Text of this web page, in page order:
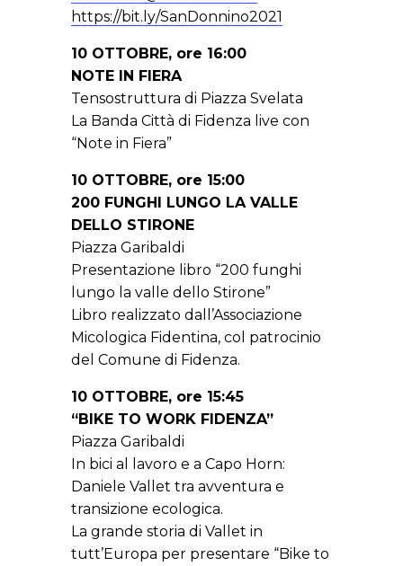
https://bit.ly/SanDonnino2021
10 OTTOBRE, ore 16:00
NOTE IN FIERA
Tensostruttura di Piazza Svelata
La Banda Città di Fidenza live con
“Note in Fiera”
10 OTTOBRE, ore 15:00
200 FUNGHI LUNGO LA VALLE
DELLO STIRONE
Piazza Garibaldi
Presentazione libro “200 funghi
lungo la valle dello Stirone”
Libro realizzato dall’Associazione
Micologica Fidentina, col patrocinio
del Comune di Fidenza.
10 OTTOBRE, ore 15:45
“BIKE TO WORK FIDENZA”
Piazza Garibaldi
In bici al lavoro e a Capo Horn:
Daniele Vallet tra avventura e
transizione ecologica.
La grande storia di Vallet in
tutt’Europa per presentare “Bike to